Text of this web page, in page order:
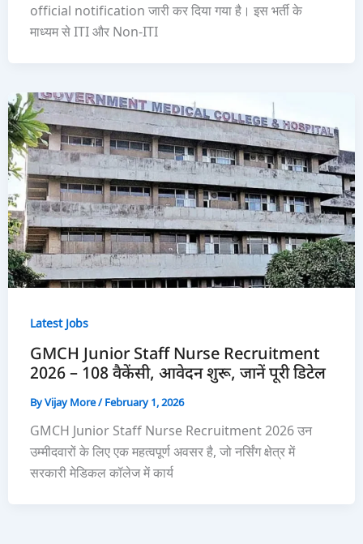
official notification जारी कर दिया गया है। इस भर्ती के
माध्यम से ITI और Non-ITI
Latest Jobs
GMCH Junior Staff Nurse Recruitment
2026 – 108 वैकेंसी, आवेदन शुरू, जानें पूरी डिटेल
ByVijay More/February 1, 2026
GMCH Junior Staff Nurse Recruitment 2026 उन
उम्मीदवारों के लिए एक महत्वपूर्ण अवसर है, जो नर्सिंग क्षेत्र में
सरकारी मेडिकल कॉलेज में कार्य